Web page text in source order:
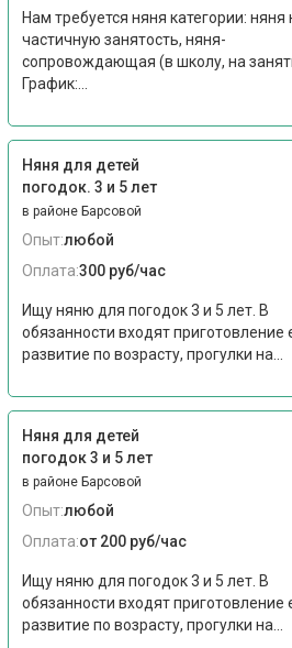
Нам требуется няня категории: няня
частичную занятость, няня-
сопровождающая (в школу, на
График:...
Няня для детей
погодок. 3 и 5 лет
в районе Барсовой
Опыт:любой
Оплата:300 руб/час
Ищу няню для погодок 3 и 5 лет. В
обязанности входят приготовление
развитие по возрасту, прогулки на...
Няня для детей
погодок 3 и 5 лет
в районе Барсовой
Опыт:любой
Оплата:от 200 руб/час
Ищу няню для погодок 3 и 5 лет. В
обязанности входят приготовление
развитие по возрасту, прогулки на...